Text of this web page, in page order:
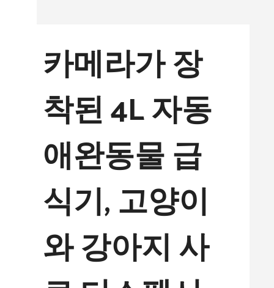
카메라가 장
착된 4L 자동
애완동물 급
식기, 고양이
와 강아지 사